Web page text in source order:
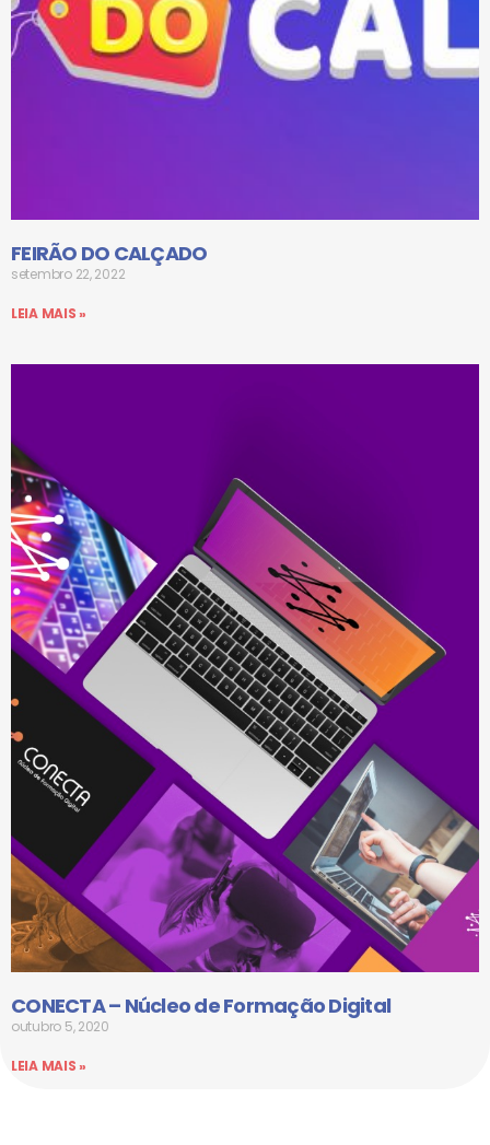
FEIRÃO DO CALÇADO
setembro 22, 2022
LEIA MAIS »
CONECTA – Núcleo de Formação Digital
outubro 5, 2020
LEIA MAIS »